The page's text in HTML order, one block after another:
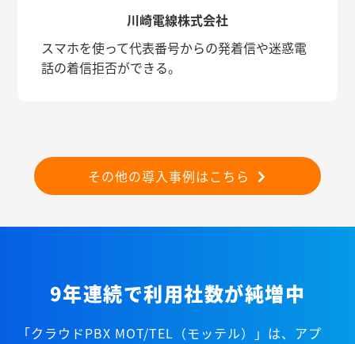
川崎電線株式会社
スマホを使って代表番号からの発着信や迷惑電
話の着信拒否ができる。
その他の導入事例はこちら
9年連続で利用社数が純増中
「クラウドPBX MOT/TEL（モッテル）」は、アプ